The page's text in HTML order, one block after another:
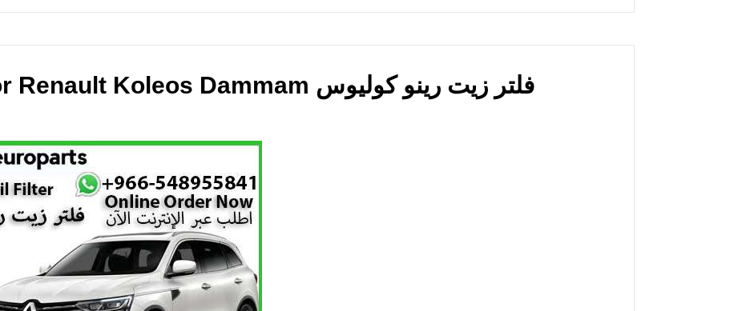
Original Oil Filter for Renault Koleos Dammam فلتر زيت رينو كوليوس